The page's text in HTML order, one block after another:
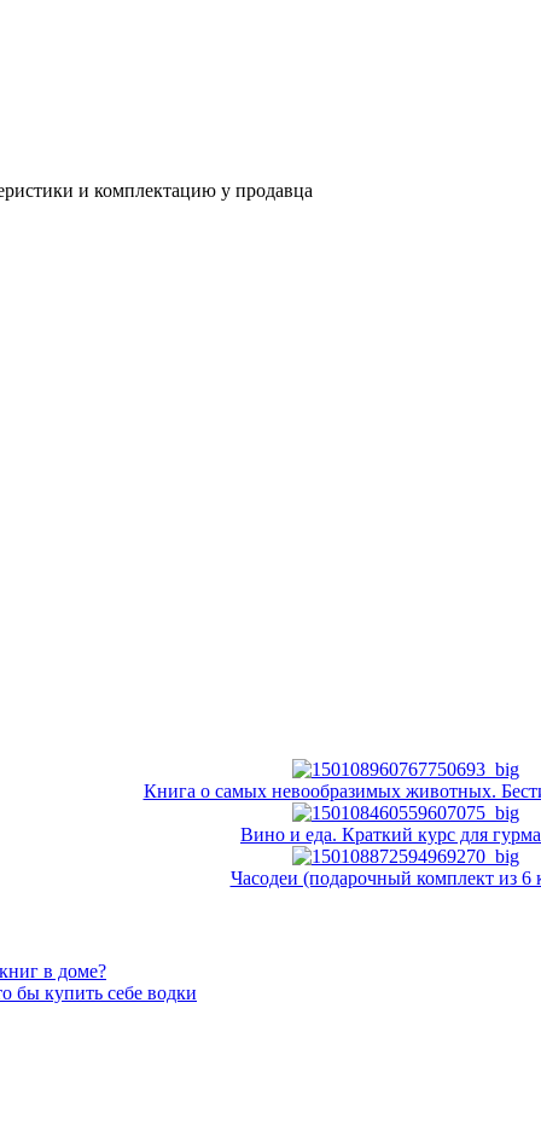
и комплектацию у продавца
Книга о самых невообразимых животных.
Вино и еда. Краткий курс для
Часодеи (подарочный комплект из 6
в доме?
бы купить себе водки